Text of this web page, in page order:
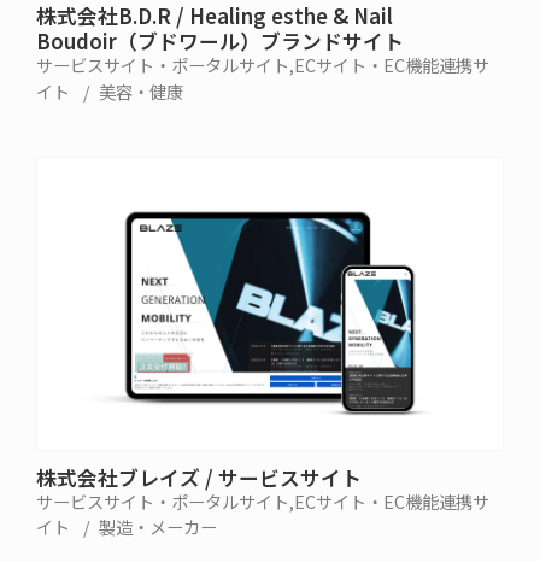
株式会社B.D.R / Healing esthe & Nail
Boudoir（ブドワール）ブランドサイト
サービスサイト・ポータルサイト ECサイト・EC機能連携サ
イト
美容・健康
株式会社ブレイズ / サービスサイト
サービスサイト・ポータルサイト ECサイト・EC機能連携サ
イト
製造・メーカー